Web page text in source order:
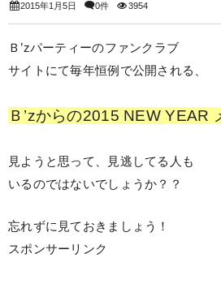
2015年1月5日 0件 3954
Ｂ’zパーティーのファンクラブ
サイトにて毎年恒例で公開される、
Ｂ’zからの2015 NEW YEAR
見ようと思って、見逃してる人も
いるのではないでしょうか？？
忘れずに見ておきましょう！
スポンサーリンク